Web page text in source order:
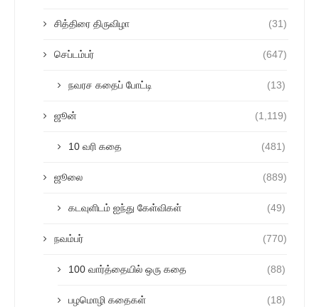
சித்திரை திருவிழா (31)
செப்டம்பர் (647)
நவரச கதைப் போட்டி (13)
ஜூன் (1,119)
10 வரி கதை (481)
ஜூலை (889)
கடவுளிடம் ஐந்து கேள்விகள் (49)
நவம்பர் (770)
100 வார்த்தையில் ஒரு கதை (88)
பழமொழி கதைகள் (18)